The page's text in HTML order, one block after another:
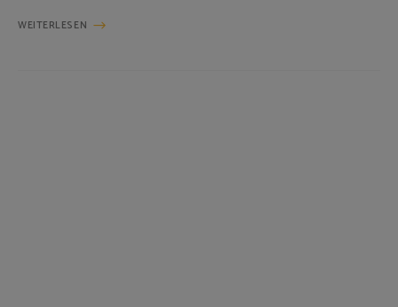
WEITERLESEN